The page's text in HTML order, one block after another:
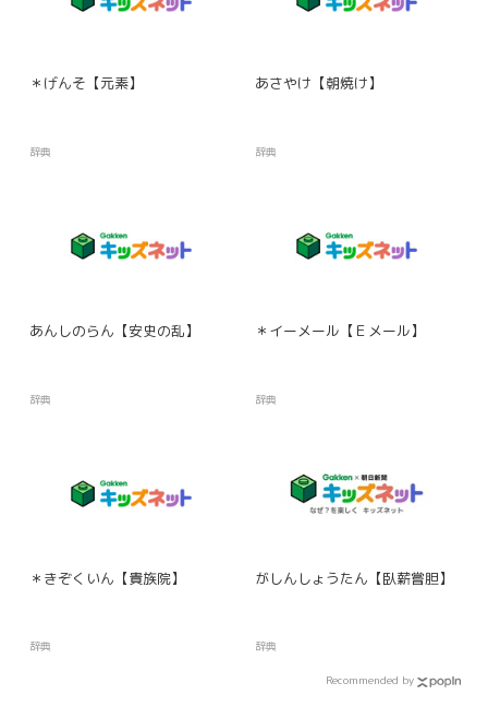
＊げんそ【元素】
辞典
あさやけ【朝焼け】
辞典
あんしのらん【安史の乱】
辞典
＊イーメール【Ｅメール】
辞典
＊きぞくいん【貴族院】
辞典
がしんしょうたん【臥薪嘗胆】
辞典
Recommended by